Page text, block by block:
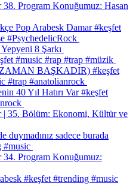
Program Konuğumuz: Hasan
Pop Arabesk Damar #keşfet
#PsychedelicRock
8 Şarkı
#music #rap #trap #müzik
BAŞKADIR) #keşfet
#trap #anatolianrock
40 Yıl Hatırı Var #keşfet
| 35. Bölüm: Ekonomi, Kültür ve
duymadınız sadece burada
#music
34. Program Konuğumuz:
#keşfet #trending #music